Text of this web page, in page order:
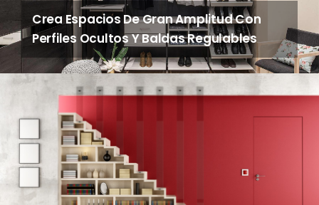
Contacto
Crea Espacios De Gran Amplitud Con
Perfiles Ocultos Y Baldas Regulables